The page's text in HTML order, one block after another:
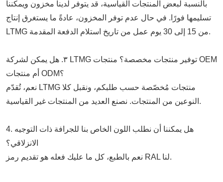
بالنسبة لبعض المنتجات القياسية، قد يتوفر لدينا مخزون ويمكننا
تسليمها فورًا. في حال عدم توفر المخزون، عادةً ما يستغرق إنتاج
LTMG من 15 إلى 30 يوم عمل من تاريخ استلام الدفعة المقدمة.
٣. هل يمكن لشركة LTMG توفير منتجات مخصصة؟ منتجات OEM
أم منتجات ODM؟
نعم، تُقدّم LTMG منتجات مُخصّصة حسب طلبكم، ونقبل كلا
النوعين من المنتجات. نصنع العديد من المنتجات غير القياسية.
4. هل يمكننا أن نطلب اللون الخاص بنا للجرافة ذات التوجيه
الانزلاقي؟
نعم بالطبع، كل ما عليك فعله هو تقديم رمز RAL لنا.